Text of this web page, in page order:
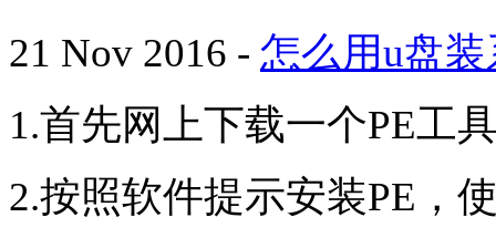
21 Nov 2016 - 怎么用u盘
1.首先网上下载一个PE工
2.按照软件提示安装PE，